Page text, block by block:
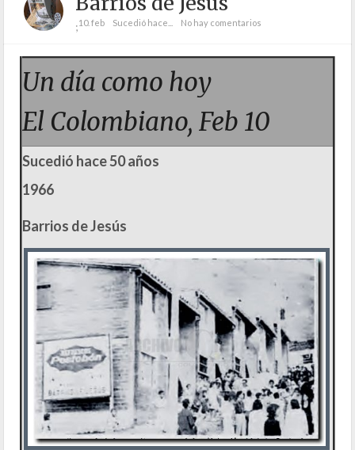
;10. feb Sucedió hace... No hay comentarios
Un día como hoy
El Colombiano, Feb 10
Sucedió hace 50 años
1966
Barrios de Jesús